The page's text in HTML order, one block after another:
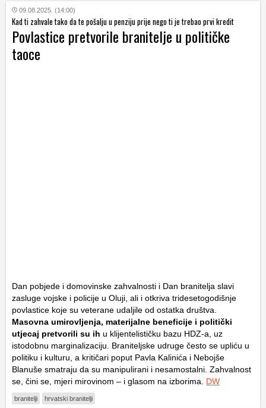
09.08.2025. (14:00)
Kad ti zahvale tako da te pošalju u penziju prije nego ti je trebao prvi kredit
Povlastice pretvorile branitelje u političke
taoce
Dan pobjede i domovinske zahvalnosti i Dan branitelja slavi
zasluge vojske i policije u Oluji, ali i otkriva tridesetogodišnje
povlastice koje su veterane udaljile od ostatka društva.
Masovna umirovljenja, materijalne beneficije i politički
utjecaj pretvorili su ih u klijentelističku bazu HDZ-a, uz
istodobnu marginalizaciju. Braniteljske udruge često se upliću u
politiku i kulturu, a kritičari poput Pavla Kalinića i Nebojše
Blanuše smatraju da su manipulirani i nesamostalni. Zahvalnost
se, čini se, mjeri mirovinom – i glasom na izborima. DW
branitelji hrvatski branitelji